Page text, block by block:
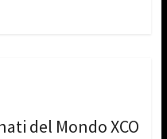
del Mondo XCO